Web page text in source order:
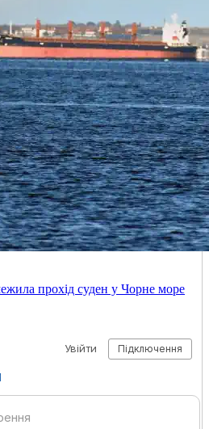
прохід суден у Чорне море